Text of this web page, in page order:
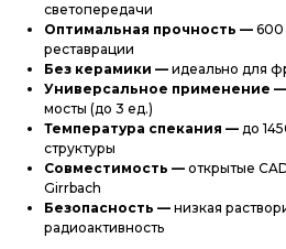
светопередачи
Оптимальная прочность — 600
реставрации
Без керамики — идеально для
Универсальное применение —
мосты (до 3 ед.)
Температура спекания — до
структуры
Совместимость — открытые
Girrbach
Безопасность — низкая
радиоактивность